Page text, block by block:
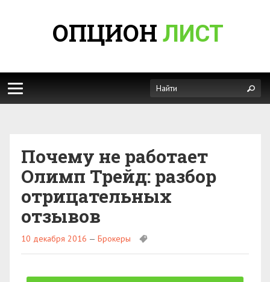
ОПЦИОН ЛИСТ
Почему не работает
Олимп Трейд: разбор
отрицательных
отзывов
10 декабря 2016 — Брокеры